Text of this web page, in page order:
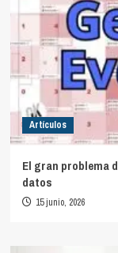
Artículos
El gran problema
datos
15 junio, 2026